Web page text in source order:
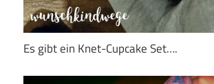
Es gibt ein Knet-Cupcake Set….